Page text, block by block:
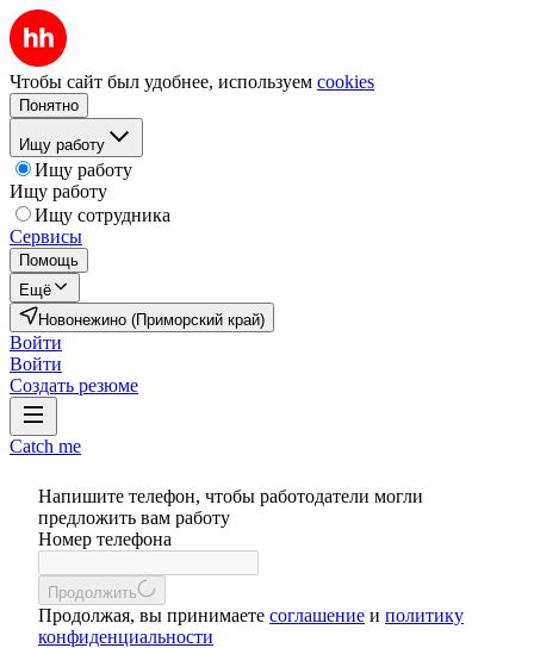
Чтобы сайт был удобнее, используем cookies
Понятно
Ищу работу
Ищу работу
Ищу работу
Ищу сотрудника
Сервисы
Помощь
Ещё
Новонежино (Приморский край)
Войти
Войти
Создать резюме
Catch me
Напишите телефон, чтобы работодатели могли
предложить вам работу
Номер телефона
Продолжить
Продолжая, вы принимаете соглашение и политику
конфиденциальности